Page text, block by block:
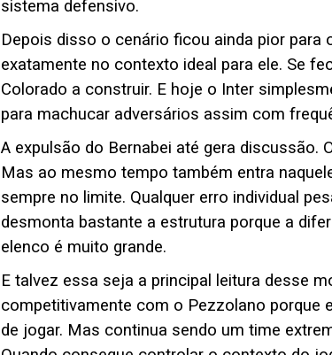
sistema defensivo.
Depois disso o cenário ficou ainda pior
exatamente no contexto ideal para ele. Se
Colorado a construir. E hoje o Inter
para machucar adversários assim com
A expulsão do Bernabei até gera discussão.
Mas ao mesmo tempo também entra
sempre no limite. Qualquer erro individual
desmonta bastante a estrutura porque a
elenco é muito grande.
E talvez essa seja a principal leitura desse
competitivamente com o Pezzolano porque
de jogar. Mas continua sendo um time